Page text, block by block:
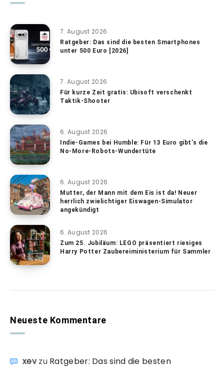
7. August 2026
Ratgeber: Das sind die besten Smartphones
unter 500 Euro [2026]
7. August 2026
Für kurze Zeit gratis: Ubisoft verschenkt
Taktik-Shooter
6. August 2026
Indie-Games bei Humble: Für 13 Euro gibt’s die
No-More-Robots-Wundertüte
6. August 2026
Mutter, der Mann mit dem Eis ist da! Neuer
herrlich zwielichtiger Eiswagen-Simulator
angekündigt
6. August 2026
Zum 25. Jubiläum: LEGO präsentiert riesiges
Harry Potter Zaubereiministerium für Sammler
Neueste Kommentare
xevzu Ratgeber: Das sind die besten